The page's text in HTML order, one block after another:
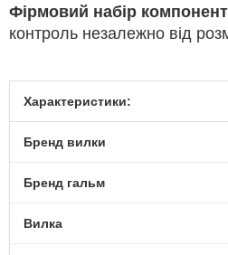
Фірмовий набір
контроль незалежно від
Характеристики:
Бренд вилки
Бренд гальм
Вилка